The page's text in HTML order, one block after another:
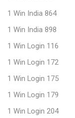
1 Win India 864
1 Win India 898
1 Win Login 116
1 Win Login 172
1 Win Login 175
1 Win Login 179
1 Win Login 204